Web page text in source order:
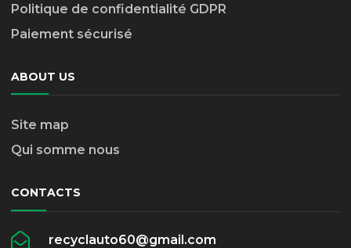
Politique de confidentialité GDPR
Paiement sécurisé
ABOUT US
Site map
Qui somme nous
CONTACTS
recyclauto60@gmail.com